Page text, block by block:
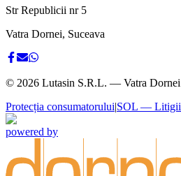
Str Republicii nr 5
Vatra Dornei, Suceava
© 2026 Lutasin S.R.L. — Vatra
Protecția consumatorului|SOL — Litigii
powered by